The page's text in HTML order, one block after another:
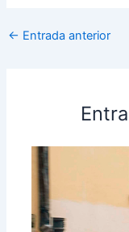
← Entrada anterior